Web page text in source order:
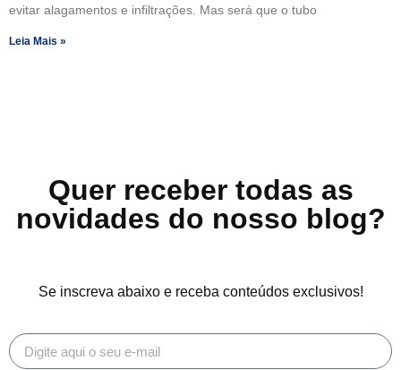
evitar alagamentos e infiltrações. Mas será que o tubo
Leia Mais »
Quer receber todas as
novidades do nosso blog?
Se inscreva abaixo e receba conteúdos exclusivos!